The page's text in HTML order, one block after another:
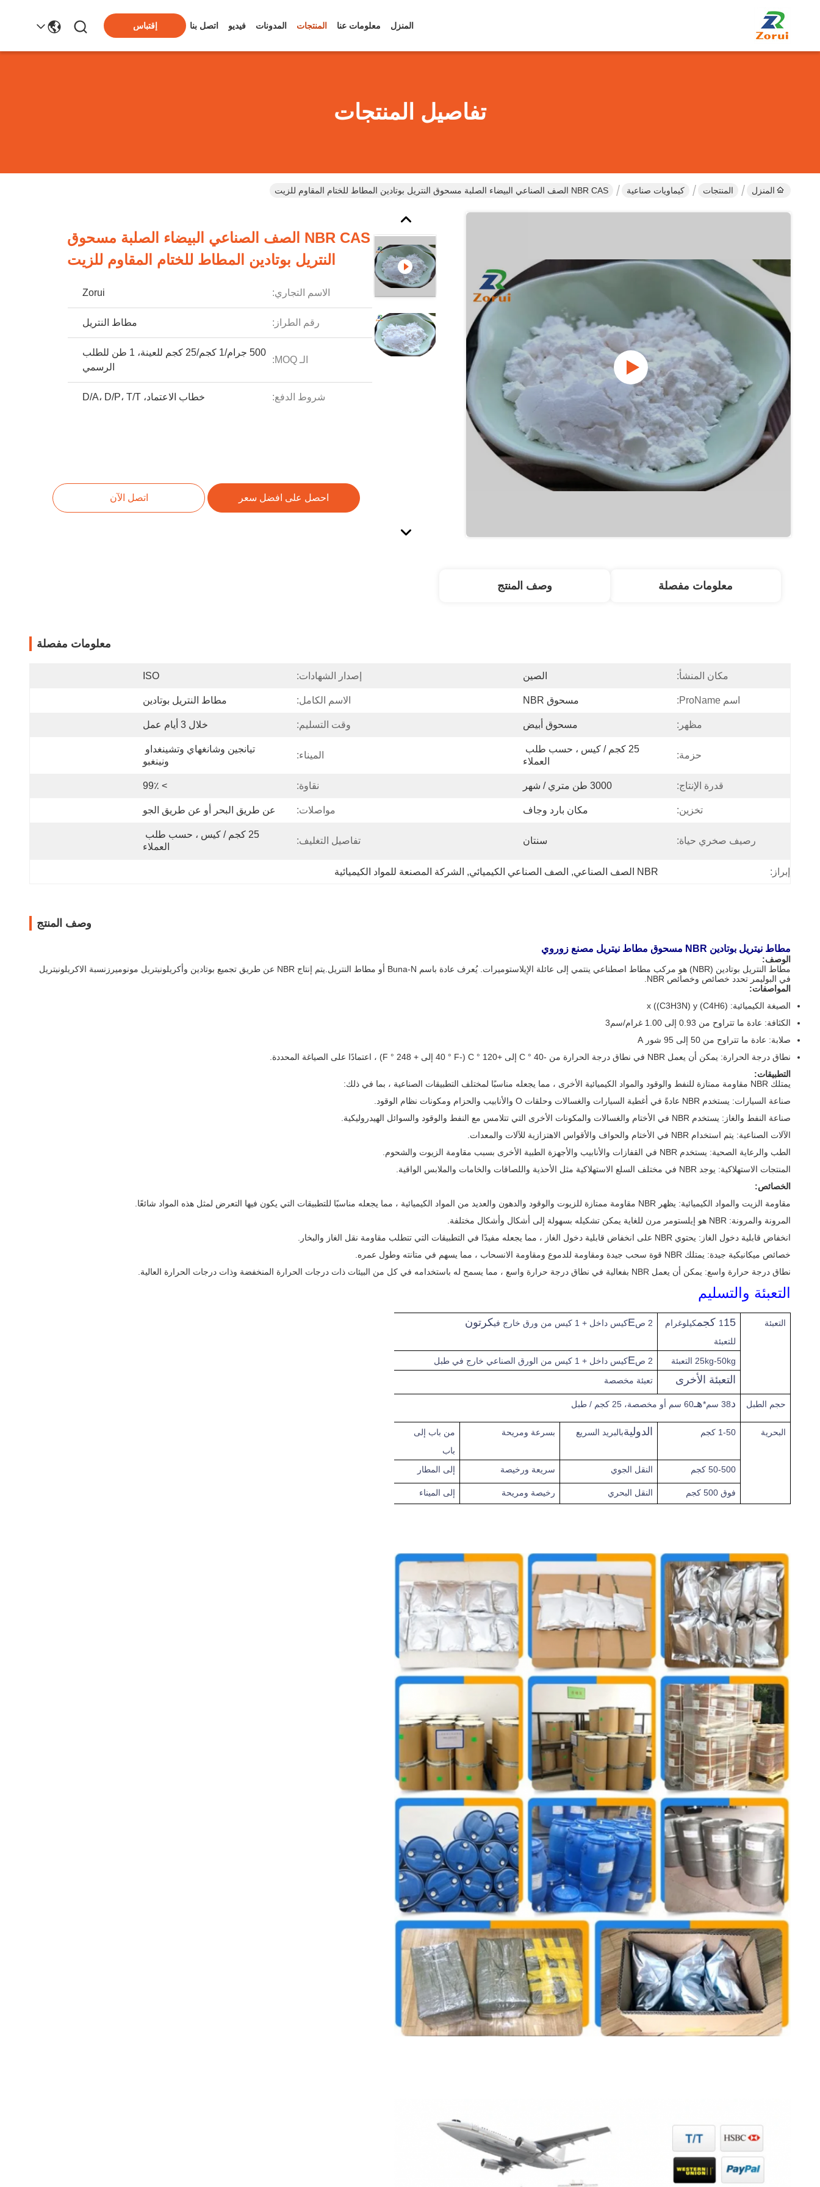
المنزل معلومات عنا المنتجات المدونات فيديو اتصل بنا إقتباس
تفاصيل المنتجات
المنزل المنتجات كيماويات صناعية NBR CAS الصف الصناعي البيضاء الصلبة مسحوق النتريل بوتادين المطاط للختام المقاوم للزيت
NBR CAS الصف الصناعي البيضاء الصلبة مسحوق
النتريل بوتادين المطاط للختام المقاوم للزيت
الاسم التجاري: Zorui
رقم الطراز: مطاط النتريل
الـ MOQ:
500 جرام/1 كجم/25 كجم للعينة، 1 طن للطلب
الرسمي
شروط الدفع: خطاب الاعتماد، D/A، D/P، T/T
احصل على افضل سعر اتصل الآن
معلومات مفصلة وصف المنتج
معلومات مفصلة
مكان المنشأ: الصين إصدار الشهادات: ISO
اسم ProName: مسحوق NBR الاسم الكامل: مطاط النتريل بوتادين
مظهر: مسحوق أبيض وقت التسليم: خلال 3 أيام عمل
حزمة:
العملاء
الميناء:
ونينغبو
قدرة الإنتاج: 3000 طن متري / شهر نقاوة: > 99٪
تخزين: مكان بارد وجاف مواصلات: عن طريق البحر أو عن طريق الجو
رصيف صخري حياة: سنتان تفاصيل التغليف:
العملاء
إبراز: NBR الصف الصناعي , الصف الصناعي الكيميائي, الشركة المصنعة للمواد الكيميائية
وصف المنتج
مطاط نيتريل بوتادين NBR مسحوق مطاط نيتريل مصنع زوروي
الوصف:
مطاط النتريل بوتادين (NBR) هو مركب مطاط اصطناعي ينتمي إلى عائلة الإيلاستوميرات. يُعرف عادة باسم Buna-N أو مطاط النتريل.يتم إنتاج NBR عن طريق تجميع بوتادين وأكريلونيتريل مونوميرزنسبة الاكريلونيتريل
في البوليمر تحدد خصائص وخصائص NBR.
المواصفات:
الصيغة الكيميائية: (C4H6) x ((C3H3N) y
الكثافة: عادة ما تتراوح من 0.93 إلى 1.00 غرام/سم3
صلابة: عادة ما تتراوح من 50 إلى 95 شور A
نطاق درجة الحرارة: يمكن أن يعمل NBR في نطاق درجة الحرارة من -40 ° C إلى +120 ° C (-40 ° F إلى + 248 ° F) ، اعتمادًا على الصياغة المحددة.
التطبيقات:
يمتلك NBR مقاومة ممتازة للنفط والوقود والمواد الكيميائية الأخرى ، مما يجعله مناسبًا لمختلف التطبيقات الصناعية ، بما في ذلك:
صناعة السيارات: يستخدم NBR عادةً في أغطية السيارات والغسالات وحلقات O والأنابيب والحزام ومكونات نظام الوقود.
صناعة النفط والغاز: يستخدم NBR في الأختام والغسالات والمكونات الأخرى التي تتلامس مع النفط والوقود والسوائل الهيدروليكية.
الآلات الصناعية: يتم استخدام NBR في الأختام والحواف والأقواس الاهتزازية للآلات والمعدات.
الطب والرعاية الصحية: يستخدم NBR في القفازات والأنابيب والأجهزة الطبية الأخرى بسبب مقاومة الزيوت والشحوم.
المنتجات الاستهلاكية: يوجد NBR في مختلف السلع الاستهلاكية مثل الأحذية واللصاقات والخامات والملابس الواقية.
الخصائص:
مقاومة الزيت والمواد الكيميائية: يظهر NBR مقاومة ممتازة للزيوت والوقود والدهون والعديد من المواد الكيميائية ، مما يجعله مناسبًا للتطبيقات التي يكون فيها التعرض لمثل هذه المواد شائعًا.
المرونة والمرونة: NBR هو إيلستومر مرن للغاية يمكن تشكيله بسهولة إلى أشكال وأشكال مختلفة.
انخفاض قابلية دخول الغاز: يحتوي NBR على انخفاض قابلية دخول الغاز ، مما يجعله مفيدًا في التطبيقات التي تتطلب مقاومة نقل الغاز والبخار.
خصائص ميكانيكية جيدة: يمتلك NBR قوة سحب جيدة ومقاومة للدموع ومقاومة الانسحاب ، مما يسهم في متانته وطول عمره.
نطاق درجة حرارة واسع: يمكن أن يعمل NBR بفعالية في نطاق درجة حرارة واسع ، مما يسمح له باستخدامه في كل من البيئات ذات درجات الحرارة المنخفضة وذات درجات الحرارة العالية.
التعبئة والتسليم
التعبئة 1 15 كجم
كيلوغرام
للتعبئة
2 ص Eكيس داخل + 1 كيس من ورق خارج في كرتون
25kg-50kg التعبئة 2 ص Eكيس داخل + 1 كيس من الورق الصناعي خارج في طبل
التعبئة الأخرى تعبئة مخصصة
حجم الطبل د38 سم* هـ60 سم أو مخصصة، 25 كجم / طبل
البحرية 1-50 كجم الدوليةبالبريد السريع بسرعة ومريحة
من باب إلى
باب
50-500 كجم
النقل الجوي سريعة ورخيصة إلى المطار
فوق 500 كجم النقل البحري رخيصة ومريحة إلى الميناء